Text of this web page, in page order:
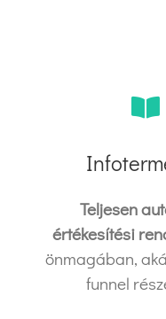
Teljesen
értékesítési
önmagában,
funnel